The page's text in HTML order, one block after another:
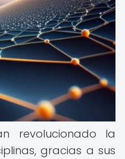
revolucionado la
gracias a sus